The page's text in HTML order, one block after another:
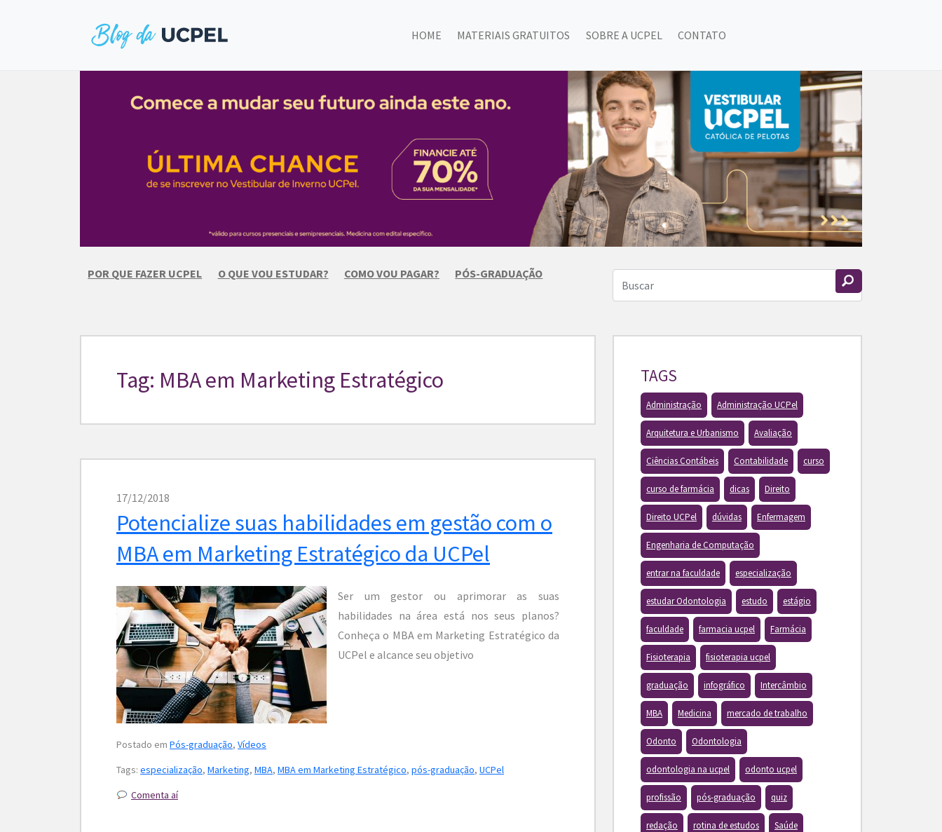
HOME MATERIAIS GRATUITOS SOBRE A UCPEL CONTATO
POR QUE FAZER UCPEL O QUE VOU ESTUDAR? COMO VOU PAGAR? PÓS-GRADUAÇÃO
Tag: MBA em Marketing Estratégico
17/12/2018
Potencialize suas habilidades em gestão com o
MBA em Marketing Estratégico da UCPel
Ser um gestor ou aprimorar as suas
habilidades na área está nos seus planos?
Conheça o MBA em Marketing Estratégico da
UCPel e alcance seu objetivo
Postado em Pós-graduação, Vídeos
Tags: especialização, Marketing, MBA, MBA em Marketing Estratégico, pós-graduação, UCPel
Comenta aí
TAGS
Administração Administração UCPel
Arquitetura e Urbanismo Avaliação
Ciências Contábeis Contabilidade curso
curso de farmácia dicas Direito
Direito UCPel dúvidas Enfermagem
Engenharia de Computação
entrar na faculdade especialização
estudar Odontologia estudo estágio
faculdade farmacia ucpel Farmácia
Fisioterapia fisioterapia ucpel
graduação infográfico Intercâmbio
MBA Medicina mercado de trabalho
Odonto Odontologia
odontologia na ucpel odonto ucpel
profissão pós-graduação quiz
redação rotina de estudos Saúde